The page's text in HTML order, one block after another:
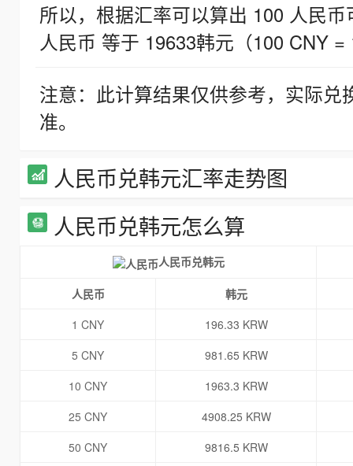
所以，根据汇率可以算出 100 人民
人民币 等于 19633韩元（100 CNY =
注意：此计算结果仅供参考，实际
准。
人民币兑韩元汇率走势图
人民币兑韩元怎么算
人民币兑韩元
人民币
韩元
1 CNY
196.33 KRW
5 CNY
981.65 KRW
10 CNY
1963.3 KRW
25 CNY
4908.25 KRW
50 CNY
9816.5 KRW